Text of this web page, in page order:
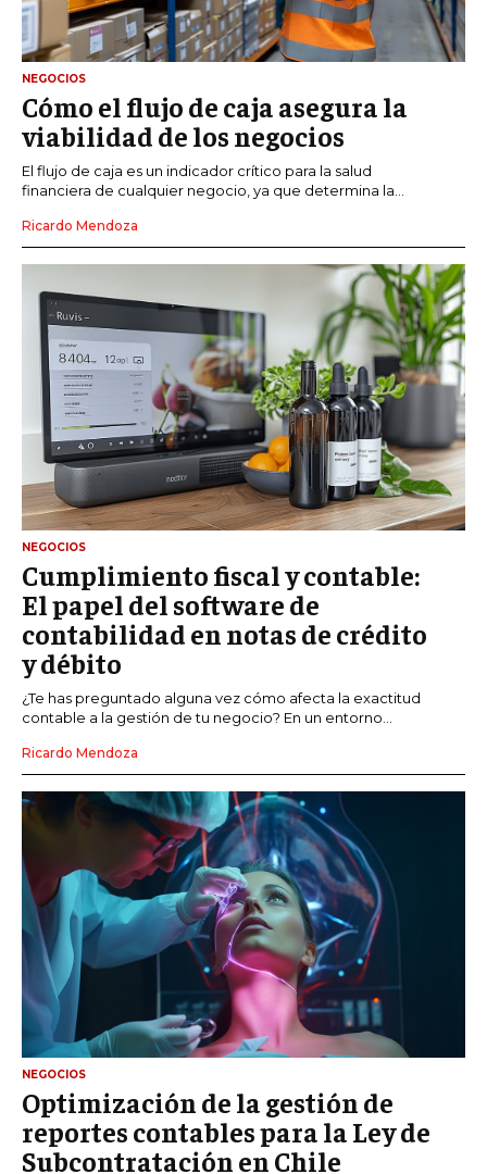
NEGOCIOS
Cómo el flujo de caja asegura la
viabilidad de los negocios
El flujo de caja es un indicador crítico para la salud
financiera de cualquier negocio, ya que determina la...
Ricardo Mendoza
NEGOCIOS
Cumplimiento fiscal y contable:
El papel del software de
contabilidad en notas de crédito
y débito
¿Te has preguntado alguna vez cómo afecta la exactitud
contable a la gestión de tu negocio? En un entorno...
Ricardo Mendoza
NEGOCIOS
Optimización de la gestión de
reportes contables para la Ley de
Subcontratación en Chile